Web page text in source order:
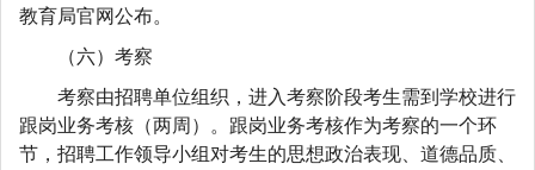
教育局官网公布。
（六）考察
考察由招聘单位组织，进入考察阶段考生需到学校进行
跟岗业务考核（两周）。跟岗业务考核作为考察的一个环
节，招聘工作领导小组对考生的思想政治表现、道德品质、